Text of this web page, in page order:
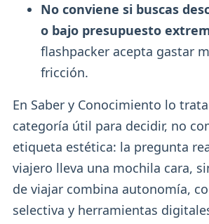
No conviene si buscas
o bajo presupuesto
flashpacker acepta gastar
fricción.
En Saber y Conocimiento lo
categoría útil para decidir, no
etiqueta estética: la pregunta
viajero lleva una mochila cara,
de viajar combina autonomía,
selectiva y herramientas